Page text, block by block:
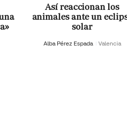
Así reaccionan los
animales ante un
solar
Alba Pérez Espada Valencia